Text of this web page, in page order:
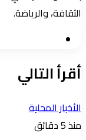
الثقافة، والرياضة.
أقرأ التالي
الأخبار المحلية
منذ 5 دقائق